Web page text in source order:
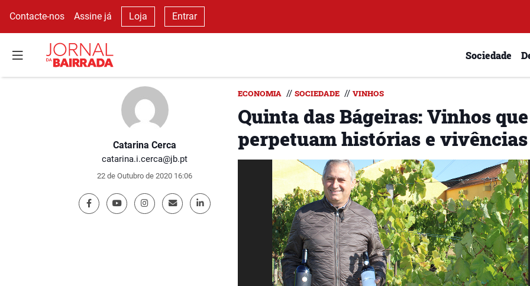
Contacte-nos Assine já Loja Entrar
Sociedade
Catarina Cerca
catarina.i.cerca@jb.pt
22 de Outubro de 2020 16:06
ECONOMIA // SOCIEDADE // VINHOS
Quinta das Bágeiras: Vinhos que
perpetuam histórias e vivências